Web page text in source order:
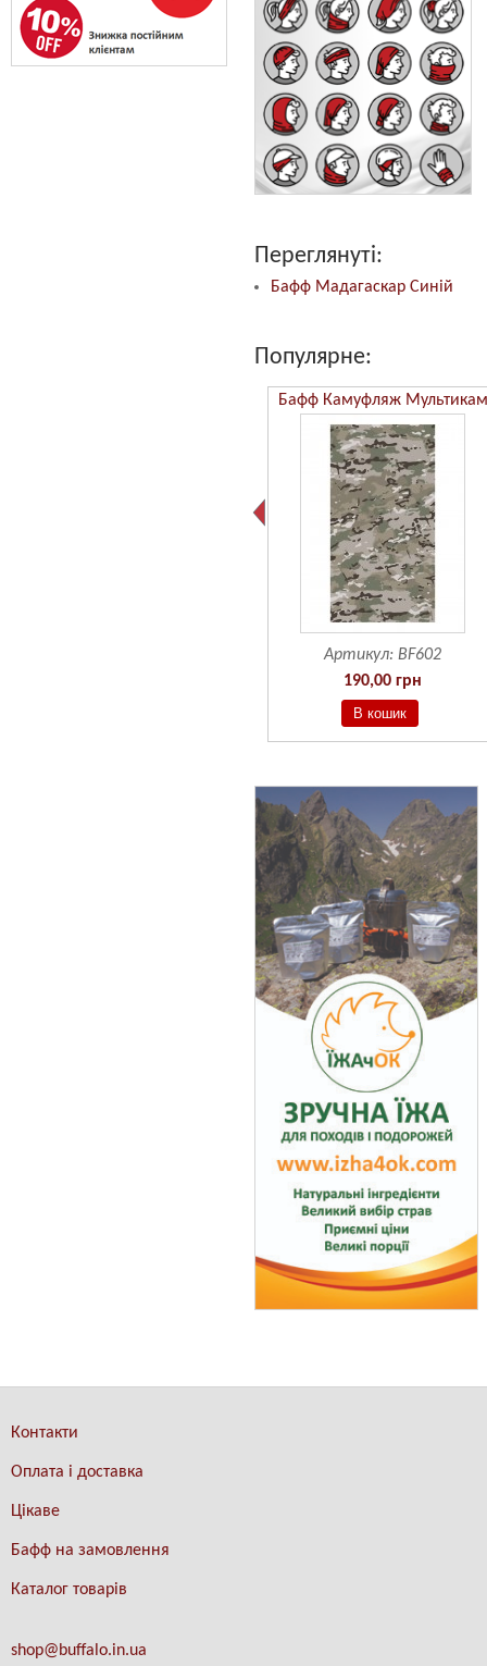
Переглянуті:
Бафф Мадагаскар Синій
Популярне:
Бафф Камуфляж Мультикам
Артикул: BF602
190,00 грн
Контакти
Оплата і доставка
Цікаве
Бафф на замовлення
Каталог товарів
shop@buffalo.in.ua